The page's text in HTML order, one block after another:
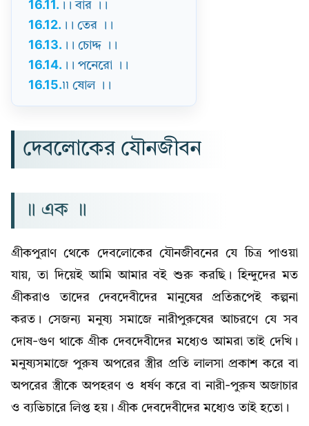
16.11. ।। বার ।।
16.12. ।। তের ।।
16.13. ।। চোদ্দ ।।
16.14. ।। পনেরো ।।
16.15.৷৷ ষোল ।।
দেবলোকের যৌনজীবন
॥ এক ॥
গ্রীকপুরাণ থেকে দেবলোকের যৌনজীবনের যে চিত্র পাওয়া
যায়, তা দিয়েই আমি আমার বই শুরু করছি। হিন্দুদের মত
গ্রীকরাও তাদের দেবদেবীদের মানুষের প্রতিরূপেই কল্পনা
করত। সেজন্য মনুষ্য সমাজে নারীপুরুষের আচরণে যে সব
দোষ-গুণ থাকে গ্ৰীক দেবদেবীদের মধ্যেও আমরা তাই দেখি।
মনুষ্যসমাজে পুরুষ অপরের স্ত্রীর প্রতি লালসা প্রকাশ করে বা
অপরের স্ত্রীকে অপহরণ ও ধর্ষণ করে বা নারী-পুরুষ অজাচার
ও ব্যভিচারে লিপ্ত হয়। গ্রীক দেবদেবীদের মধ্যেও তাই হতো।